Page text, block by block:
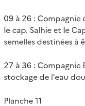
09 à 26 : Compagnie
le cap. Salhie et le
semelles destinées à
27 à 36 : Compagnie
stockage de l'eau
Planche 11